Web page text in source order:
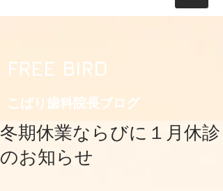
FREE BIRD
こばり歯科院長ブログ​
冬期休業ならびに１月休診
のお知らせ